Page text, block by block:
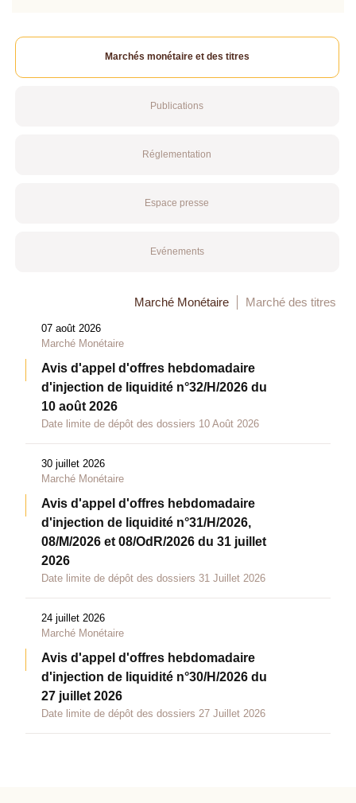
Marchés monétaire et des titres
Publications
Réglementation
Espace presse
Evénements
Marché Monétaire Marché des titres
07 août 2026
Marché Monétaire
Avis d'appel d'offres hebdomadaire
d'injection de liquidité n°32/H/2026 du
10 août 2026
Date limite de dépôt des dossiers 10 Août 2026
30 juillet 2026
Marché Monétaire
Avis d'appel d'offres hebdomadaire
d'injection de liquidité n°31/H/2026,
08/M/2026 et 08/OdR/2026 du 31 juillet
2026
Date limite de dépôt des dossiers 31 Juillet 2026
24 juillet 2026
Marché Monétaire
Avis d'appel d'offres hebdomadaire
d'injection de liquidité n°30/H/2026 du
27 juillet 2026
Date limite de dépôt des dossiers 27 Juillet 2026